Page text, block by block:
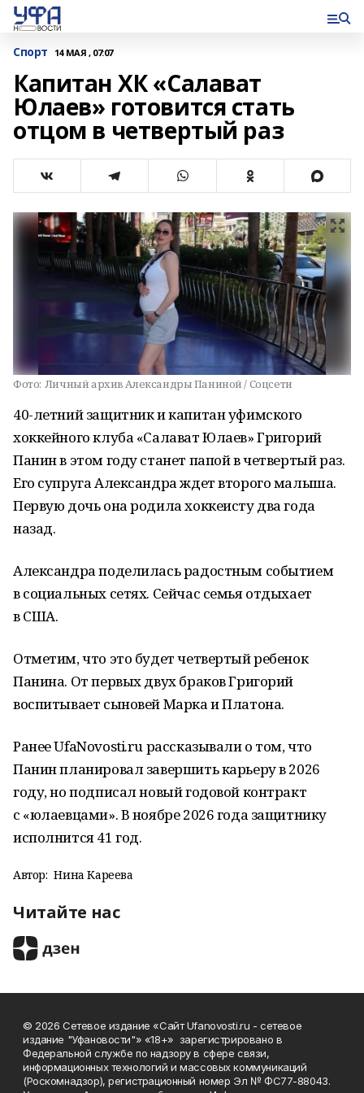
Спорт 14 МАЯ , 07:07
Капитан ХК «Салават
Юлаев» готовится стать
отцом в четвертый раз
Фото: Личный архив Александры Паниной / Соцсети
40-летний защитник и капитан уфимского
хоккейного клуба «Салават Юлаев» Григорий
Панин в этом году станет папой в четвертый раз.
Его супруга Александра ждет второго малыша.
Первую дочь она родила хоккеисту два года
назад.
Александра поделилась радостным событием
в социальных сетях. Сейчас семья отдыхает
в США.
Отметим, что это будет четвертый ребенок
Панина. От первых двух браков Григорий
воспитывает сыновей Марка и Платона.
Ранее UfaNovosti.ru рассказывали о том, что
Панин планировал завершить карьеру в 2026
году, но подписал новый годовой контракт
с «юлаевцами». В ноябре 2026 года защитнику
исполнится 41 год.
Автор: Нина Кареева
Читайте нас
© 2026 Сетевое издание «Сайт Ufanovosti.ru - сетевое
издание "Уфановости"» «18+» зарегистрировано в
Федеральной службе по надзору в сфере связи,
информационных технологий и массовых коммуникаций
(Роскомнадзор), регистрационный номер Эл № ФС77-88043.